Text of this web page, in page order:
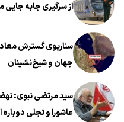
از سرگیری جابه جایی
سناریوی گسترش
جهان و شیخ‌نشینان
سید مرتضی نبوی:
عاشورا و تجلی